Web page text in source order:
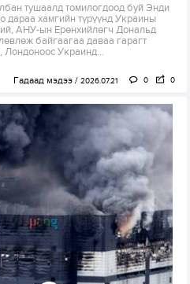
тушаалд томилогдоод буй Энди
дараа хамгийн түрүүнд Украины
АНУ-ын Ерөнхийлөгч Дональд
байгаагаа даваа гарагт
Лондоноос Украинд...
Гадаад мэдээ 2026.07.21 0 0